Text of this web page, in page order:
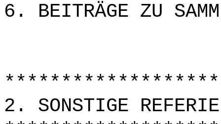
6. BEITRÄGE ZU
2. SONSTIGE